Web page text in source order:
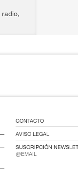
radio,
CONTACTO
AVISO LEGAL
SUSCRIPCIÓN